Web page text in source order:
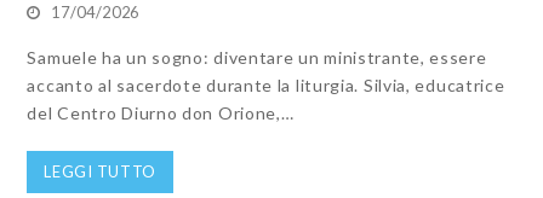
17/04/2026
Samuele ha un sogno: diventare un ministrante, essere
accanto al sacerdote durante la liturgia. Silvia, educatrice
del Centro Diurno don Orione,…
LEGGI TUTTO